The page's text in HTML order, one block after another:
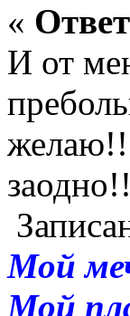
«
И от
Мой
Мой